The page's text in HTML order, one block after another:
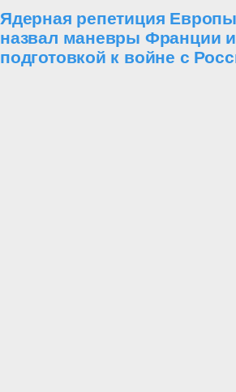
Ядерная репетиция
назвал маневры Франции
подготовкой к войне с